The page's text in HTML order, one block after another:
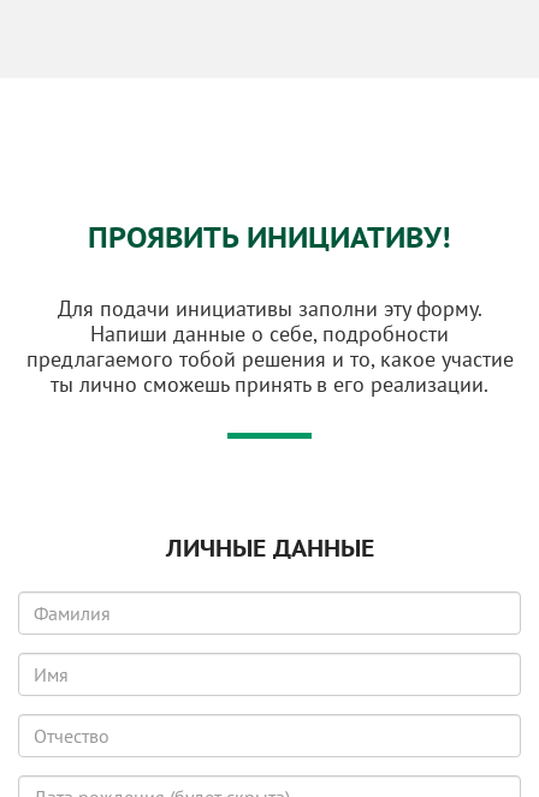
ПРОЯВИТЬ ИНИЦИАТИВУ!
Для подачи инициативы заполни эту форму.
Напиши данные о себе, подробности
предлагаемого тобой решения и то, какое участие
ты лично сможешь принять в его реализации.
ЛИЧНЫЕ ДАННЫЕ
Фамилия
Имя
Отчество
Дата